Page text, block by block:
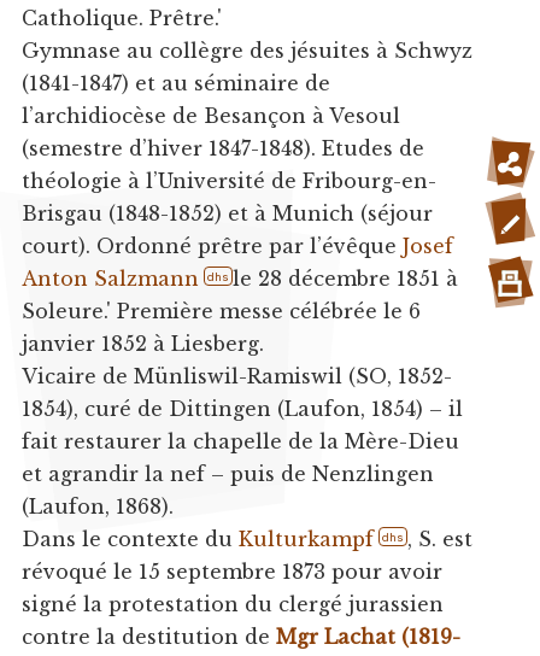
Catholique. Prêtre.'
Gymnase au collègre des jésuites à Schwyz
(1841-1847) et au séminaire de
l’archidiocèse de Besançon à Vesoul
(semestre d’hiver 1847-1848). Etudes de
théologie à l’Université de Fribourg-en-
Brisgau (1848-1852) et à Munich (séjour
court). Ordonné prêtre par l’évêque Josef
Anton Salzmann
dhs le 28 décembre 1851 à
Soleure.' Première messe célébrée le 6
janvier 1852 à Liesberg.
Vicaire de Münliswil-Ramiswil (SO, 1852-
1854), curé de Dittingen (Laufon, 1854) – il
fait restaurer la chapelle de la Mère-Dieu
et agrandir la nef – puis de Nenzlingen
(Laufon, 1868).
Dans le contexte du Kulturkampf dhs , S. est
révoqué le 15 septembre 1873 pour avoir
signé la protestation du clergé jurassien
contre la destitution de Mgr Lachat (1819-